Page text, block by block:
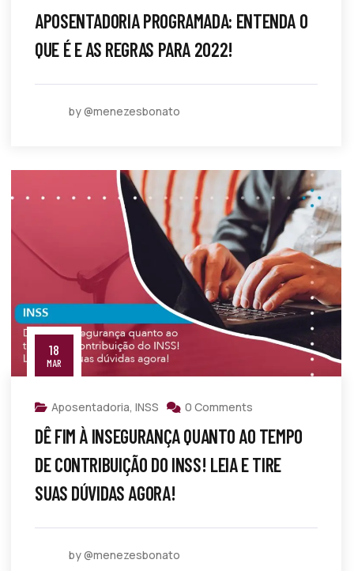
APOSENTADORIA PROGRAMADA: ENTENDA O
QUE É E AS REGRAS PARA 2022!
by @menezesbonato
18
MAR
Aposentadoria, INSS 0 Comments
DÊ FIM À INSEGURANÇA QUANTO AO TEMPO
DE CONTRIBUIÇÃO DO INSS! LEIA E TIRE
SUAS DÚVIDAS AGORA!
by @menezesbonato